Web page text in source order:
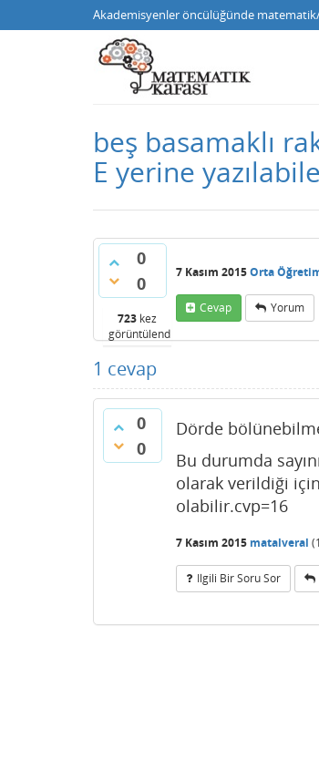
Akademisyenler öncülüğünde
beş basamaklı
E yerine
0
0
723 kez
görüntülendi
7 Kasım 2015Orta
Cevap Yorum
1 cevap
0
0
Dörde
Bu durumda
olarak verildiği
olabilir.cvp=16
7 Kasım 2015 matalveral (
Ilgili Bir Soru Sor